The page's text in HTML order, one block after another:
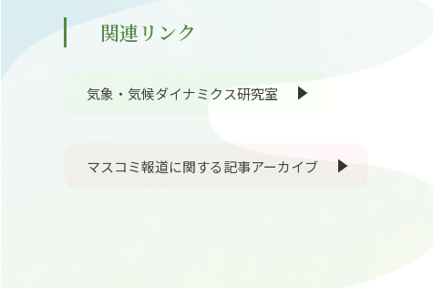
関連リンク
気象・気候ダイナミクス研究室
マスコミ報道に関する記事アーカイブ